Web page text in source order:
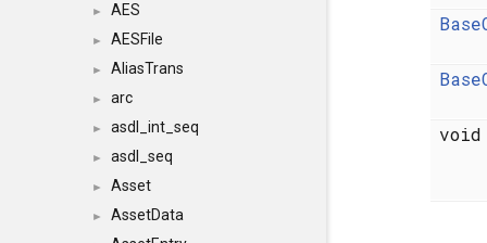
► AES
► AESFile
► AliasTrans
► arc
► asdl_int_seq
► asdl_seq
► Asset
► AssetData